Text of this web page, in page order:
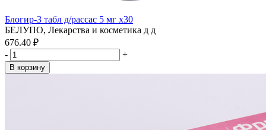
Блогир-3 табл д/рассас 5 мг x30
БЕЛУПО, Лекарства и косметика д д
676.40 ₽
-
+
В корзину